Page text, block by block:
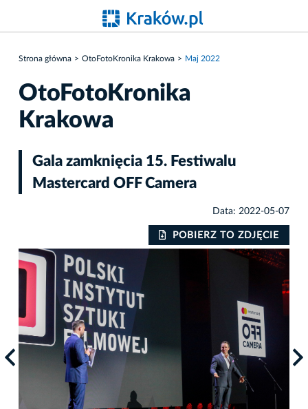
Strona główna OtoFotoKronika Krakowa Maj 2022
OtoFotoKronika
Krakowa
Gala zamknięcia 15. Festiwalu
Mastercard OFF Camera
Data: 2022-05-07
POBIERZ TO ZDJĘCIE